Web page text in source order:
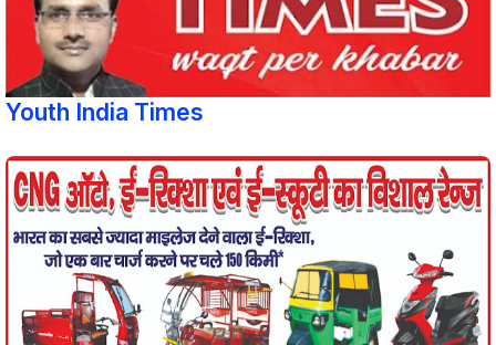
Youth India Times